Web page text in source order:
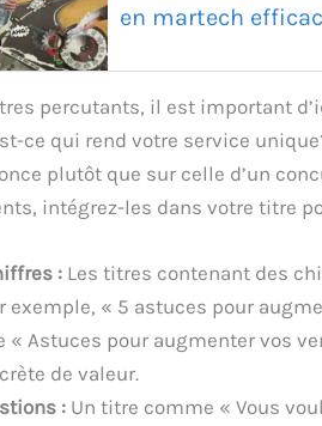
en martech
percutants, il est important
ce qui rend votre service
plutôt que sur celle d’un
intégrez-les dans votre titre
: Les titres contenant des
exemple, « 5 astuces pour
« Astuces pour augmenter vos
de valeur.
: Un titre comme « Vous